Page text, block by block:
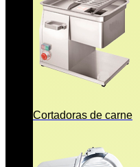
Cortadoras de carne